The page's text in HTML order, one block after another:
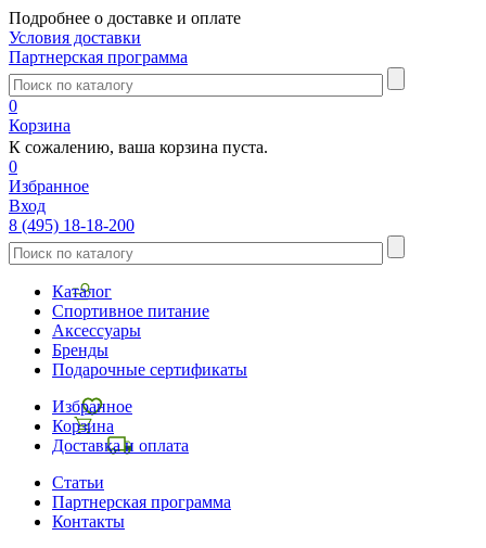
Подробнее о доставке и оплате
Условия доставки
Партнерская программа
0
Корзина
К сожалению, ваша корзина пуста.
0
Избранное
Вход
8 (495) 18-18-200
Каталог
Спортивное питание
Аксессуары
Бренды
Подарочные сертификаты
Избранное
Корзина
Доставка и оплата
Статьи
Партнерская программа
Контакты